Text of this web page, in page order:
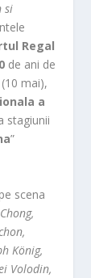
si
Regal
de ani de
(10 mai),
a
stagiunii
”
scena
König,
Volodin,